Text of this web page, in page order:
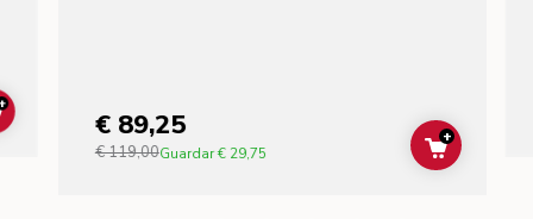
ADD TO CART€ 89,25
€ 119,00Guardar€ 29,75 ADD TO
+